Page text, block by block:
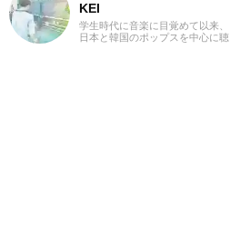
KEI
学生時代に音楽に目覚めて以来、
日本と韓国のポップスを中心に聴